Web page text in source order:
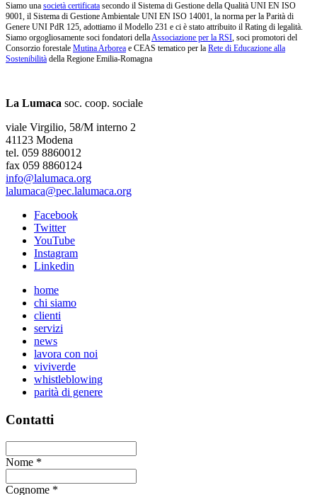
Siamo una società certificata secondo il Sistema di Gestione della Qualità UNI EN ISO
9001, il Sistema di Gestione Ambientale UNI EN ISO 14001, la norma per la Parità di
Genere UNI PdR 125, adottiamo il Modello 231 e ci è stato attribuito il Rating di legalità.
Siamo orgogliosamente soci fondatori dellaAssociazione per la RSI, soci promotori del
Consorzio forestale Mutina Arborea e CEAS tematico per la Rete di Educazione alla
Sostenibilità della Regione Emilia-Romagna
La Lumaca soc. coop. sociale
viale Virgilio, 58/M interno 2
41123 Modena
tel. 059 8860012
fax 059 8860124
info@lalumaca.org
lalumaca@pec.lalumaca.org
Facebook
Twitter
YouTube
Instagram
Linkedin
home
chi siamo
clienti
servizi
news
lavora con noi
viviverde
whistleblowing
parità di genere
Contatti
Nome *
Cognome *